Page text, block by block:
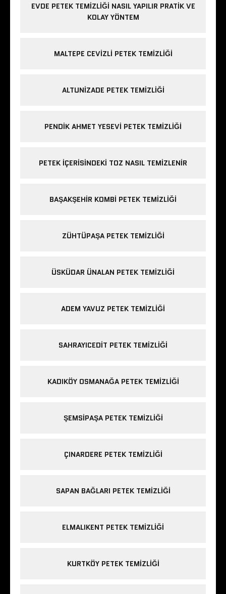
EVDE PETEK TEMIZLIĞI NASIL YAPILIR PRATIK VE
KOLAY YÖNTEM
MALTEPE CEVIZLI PETEK TEMIZLIĞI
ALTUNIZADE PETEK TEMIZLIĞI
PENDIK AHMET YESEVI PETEK TEMIZLIĞI
PETEK IÇERISINDEKI TOZ NASIL TEMIZLENIR
BAŞAKŞEHIR KOMBI PETEK TEMIZLIĞI
ZÜHTÜPAŞA PETEK TEMIZLIĞI
ÜSKÜDAR ÜNALAN PETEK TEMIZLIĞI
ADEM YAVUZ PETEK TEMIZLIĞI
SAHRAYICEDIT PETEK TEMIZLIĞI
KADIKÖY OSMANAĞA PETEK TEMIZLIĞI
ŞEMSIPAŞA PETEK TEMIZLIĞI
ÇINARDERE PETEK TEMIZLIĞI
SAPAN BAĞLARI PETEK TEMIZLIĞI
ELMALIKENT PETEK TEMIZLIĞI
KURTKÖY PETEK TEMIZLIĞI